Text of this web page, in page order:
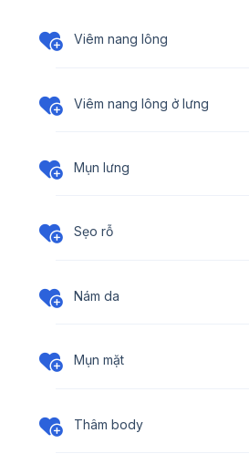
Viêm nang lông
Viêm nang lông ở lưng
Mụn lưng
Sẹo rỗ
Nám da
Mụn mặt
Thâm body